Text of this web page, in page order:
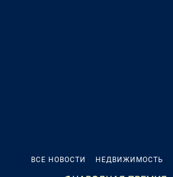
ВСЕ НОВОСТИ НЕДВИЖИМОСТЬ